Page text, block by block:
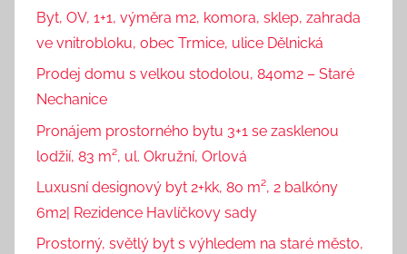
Byt, OV, 1+1, výměra m2, komora, sklep, zahrada
ve vnitrobloku, obec Trmice, ulice Dělnická
Prodej domu s velkou stodolou, 840m2 – Staré
Nechanice
Pronájem prostorného bytu 3+1 se zasklenou
lodžií, 83 m², ul. Okružní, Orlová
Luxusní designový byt 2+kk, 80 m², 2 balkóny
6m2| Rezidence Havlíčkovy sady
Prostorný, světlý byt s výhledem na staré město,